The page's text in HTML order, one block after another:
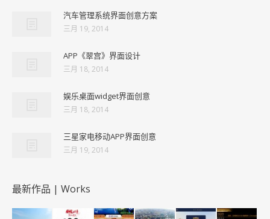
汽车管理系统界面创意方案
三月 19, 2014
APP《翠宫》界面设计
三月 18, 2014
娱乐桌面widget界面创意
三月 18, 2014
三星家电移动APP界面创意
三月 19, 2014
最新作品 | Works